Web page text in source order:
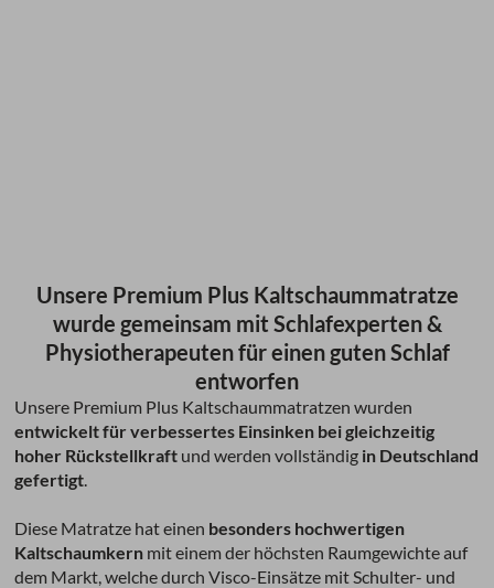
Unsere Premium Plus Kaltschaummatratze
wurde gemeinsam mit Schlafexperten &
Physiotherapeuten für einen guten Schlaf
entworfen
Unsere Premium Plus Kaltschaummatratzen wurden
entwickelt für verbessertes Einsinken bei gleichzeitig
hoher Rückstellkraft und werden vollständig in Deutschland
gefertigt
Diese Matratze hat einen besonders hochwertigen
Kaltschaumkern mit einem der höchsten Raumgewichte auf
dem Markt, welche durch Visco-Einsätze mit Schulter- und